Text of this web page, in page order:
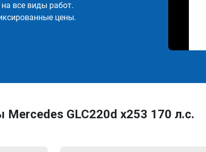
все виды работ.
цены.
GLC220d x253 170 л.с.